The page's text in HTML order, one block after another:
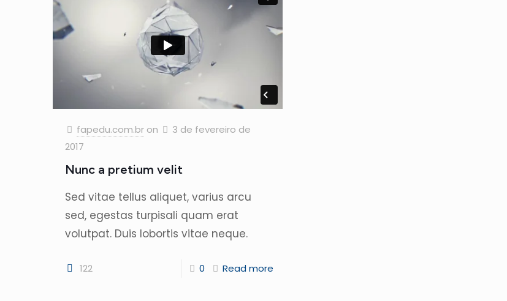
fapedu.com.br on
3 de fevereiro de
2017
Nunc a pretium velit
Sed vitae tellus aliquet, varius arcu
sed, egestas turpisali quam erat
volutpat. Duis lobortis vitae neque.
122 0 Read more